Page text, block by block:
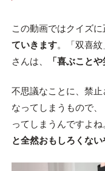
この動画ではクイズ
ていきます。「双喜紋
さんは、
「喜ぶこと
不思議なことに、禁
なってしまうもので
ってしまうんですよね
と全然おもしろくな